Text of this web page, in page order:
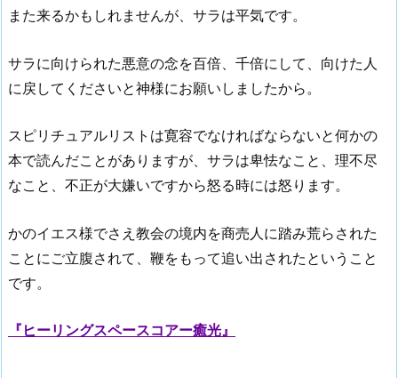
また来るかもしれませんが、サラは平気です。
サラに向けられた悪意の念を百倍、千倍にして、向けた人
に戻してくださいと神様にお願いしましたから。
スピリチュアルリストは寛容でなければならないと何かの
本で読んだことがありますが、サラは卑怯なこと、理不尽
なこと、不正が大嫌いですから怒る時には怒ります。
かのイエス様でさえ教会の境内を商売人に踏み荒らされた
ことにご立腹されて、鞭をもって追い出されたということ
です。
『ヒーリングスペースコアー癒光』